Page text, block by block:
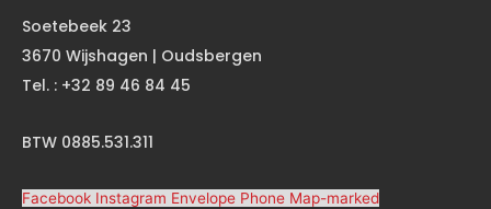
Soetebeek 23
3670 Wijshagen | Oudsbergen
Tel. : +32 89 46 84 45
BTW 0885.531.311
Facebook Instagram Envelope Phone Map-marked